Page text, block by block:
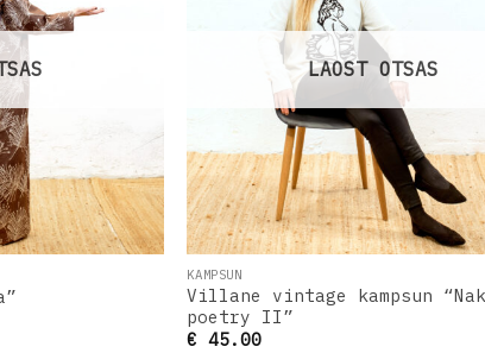
LAOST OTSAS
KAMPSUN
Villane vintage kampsun
poetry II”
€ 45.00